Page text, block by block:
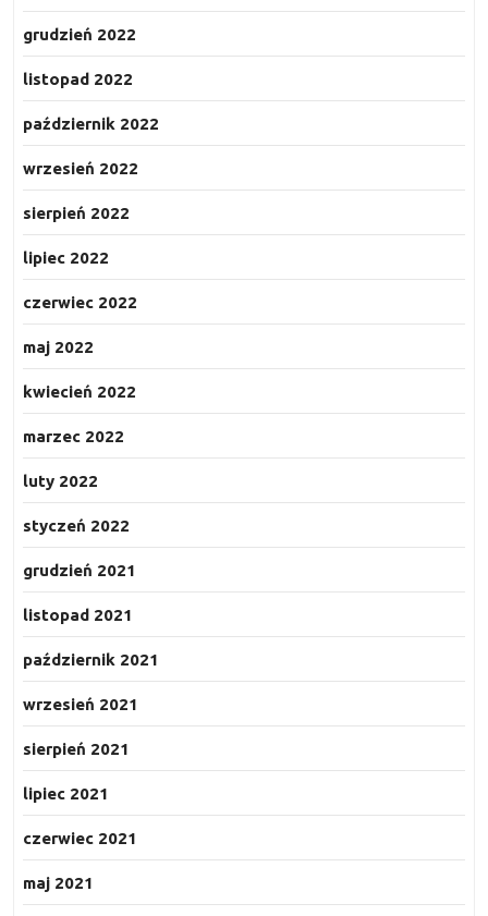
grudzień 2022
listopad 2022
październik 2022
wrzesień 2022
sierpień 2022
lipiec 2022
czerwiec 2022
maj 2022
kwiecień 2022
marzec 2022
luty 2022
styczeń 2022
grudzień 2021
listopad 2021
październik 2021
wrzesień 2021
sierpień 2021
lipiec 2021
czerwiec 2021
maj 2021